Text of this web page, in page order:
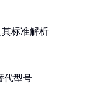
标准解析
代型号